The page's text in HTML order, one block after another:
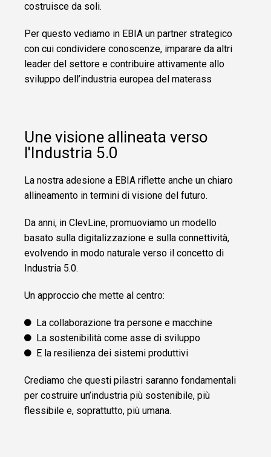
costruisce da soli.
Per questo vediamo in EBIA un partner strategico
con cui condividere conoscenze, imparare da altri
leader del settore e contribuire attivamente allo
sviluppo dell’industria europea del materass
Une visione allineata verso
l'Industria 5.0
La nostra adesione a EBIA riflette anche un chiaro
allineamento in termini di visione del futuro.
Da anni, in ClevLine, promuoviamo un modello
basato sulla digitalizzazione e sulla connettività,
evolvendo in modo naturale verso il concetto di
Industria 5.0.
Un approccio che mette al centro:
La collaborazione tra persone e macchine
La sostenibilità come asse di sviluppo
E la resilienza dei sistemi produttivi
Crediamo che questi pilastri saranno fondamentali
per costruire un’industria più sostenibile, più
flessibile e, soprattutto, più umana.